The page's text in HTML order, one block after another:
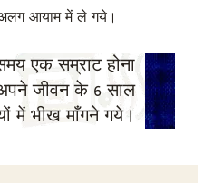
आयाम में ले गये।
एक सम्राट होना
जीवन के 6 साल
में भीख माँगने गये।